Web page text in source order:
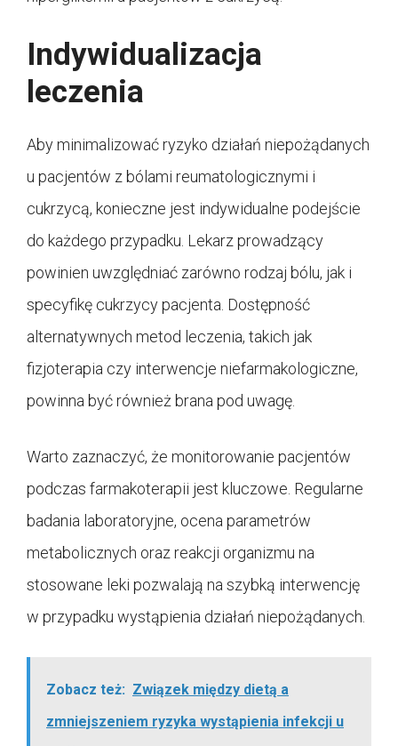
Indywidualizacja
leczenia
Aby minimalizować ryzyko działań niepożądanych
u pacjentów z bólami reumatologicznymi i
cukrzycą, konieczne jest indywidualne podejście
do każdego przypadku. Lekarz prowadzący
powinien uwzględniać zarówno rodzaj bólu, jak i
specyfikę cukrzycy pacjenta. Dostępność
alternatywnych metod leczenia, takich jak
fizjoterapia czy interwencje niefarmakologiczne,
powinna być również brana pod uwagę.
Warto zaznaczyć, że monitorowanie pacjentów
podczas farmakoterapii jest kluczowe. Regularne
badania laboratoryjne, ocena parametrów
metabolicznych oraz reakcji organizmu na
stosowane leki pozwalają na szybką interwencję
w przypadku wystąpienia działań niepożądanych.
Zobacz też: Związek między dietą a
zmniejszeniem ryzyka wystąpienia infekcji u